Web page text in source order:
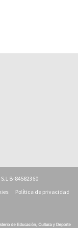
B-84582360
Política de privacidad